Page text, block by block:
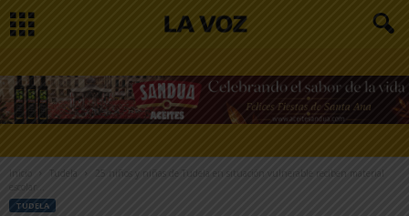
Inicio Tudela
25 niños y niñas de Tudela en situación vulnerable reciben material
escolar...
TUDELA